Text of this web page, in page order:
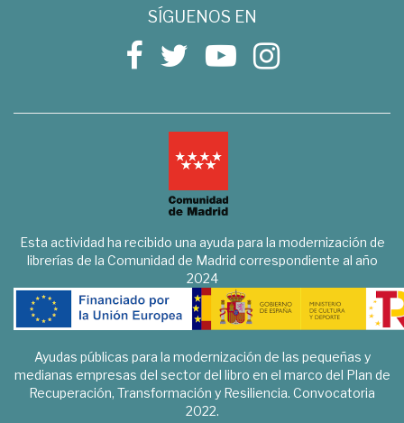
SÍGUENOS EN
Esta actividad ha recibido una ayuda para la modernización de
librerías de la Comunidad de Madrid correspondiente al año
2024
Ayudas públicas para la modernización de las pequeñas y
medianas empresas del sector del libro en el marco del Plan de
Recuperación, Transformación y Resiliencia. Convocatoria
2022.